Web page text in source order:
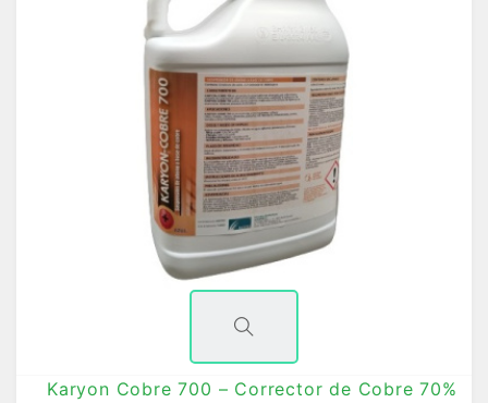
Karyon Cobre 700 – Corrector de Cobre 70%